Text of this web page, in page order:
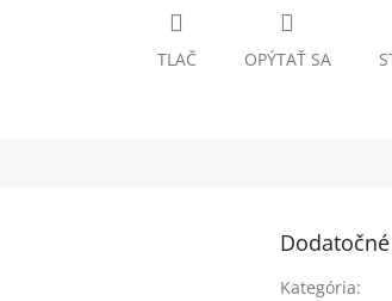
TLAČ OPÝTAŤ SA
Kategória: